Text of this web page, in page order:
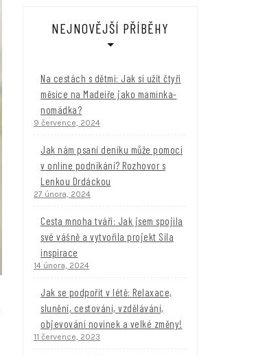
NEJNOVĚJŠÍ PŘÍBĚHY
Na cestách s dětmi: Jak si užít čtyři
měsíce na Madeiře jako maminka-
nomádka?
9 července, 2024
Jak nám psaní deníku může pomoci
v online podnikání? Rozhovor s
Lenkou Drdáckou
27 února, 2024
Cesta mnoha tváří: Jak jsem spojila
své vášně a vytvořila projekt Síla
inspirace
14 února, 2024
Jak se podpořit v létě: Relaxace,
slunění, cestování, vzdělávání,
objevování novinek a velké změny!
11 července, 2023